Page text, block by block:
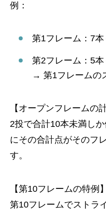
例：
第1フレーム：7本
第2フレーム：5本
→ 第1フレームの
【オープンフレームの計
2投で合計10本未満し
にその合計点がそのフ
す。
【第10フレームの特例】
第10フレームでストラ